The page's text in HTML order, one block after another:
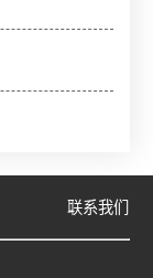
联系我们